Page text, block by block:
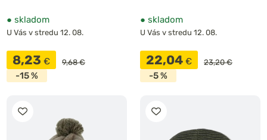
● skladom
U Vás v stredu 12. 08.
8,23 € 9,68 €
-15 %
● skladom
U Vás v stredu 12. 08.
22,04 € 23,20 €
-5 %